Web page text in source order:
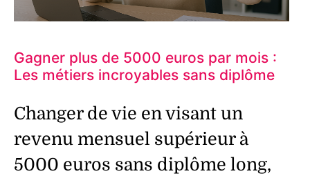
Gagner plus de 5000 euros par mois :
Les métiers incroyables sans diplôme
Changer de vie en visant un
revenu mensuel supérieur à
5000 euros sans diplôme long,